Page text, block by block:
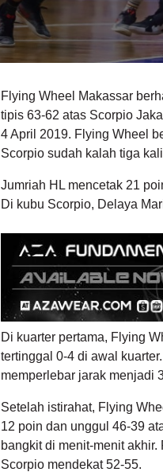
Flying Wheel Makassar
tipis 63-62 atas Scorpio
4 April 2019. Flying Wheel
Scorpio sudah kalah tiga
Jumriah HL mencetak 21
Di kubu Scorpio, Delaya
Di kuarter pertama, Flying
tertinggal 0-4 di awal
memperlebar jarak menjadi
Setelah istirahat, Flying
12 poin dan unggul 46-39
bangkit di menit-menit
Scorpio mendekat 52-55.